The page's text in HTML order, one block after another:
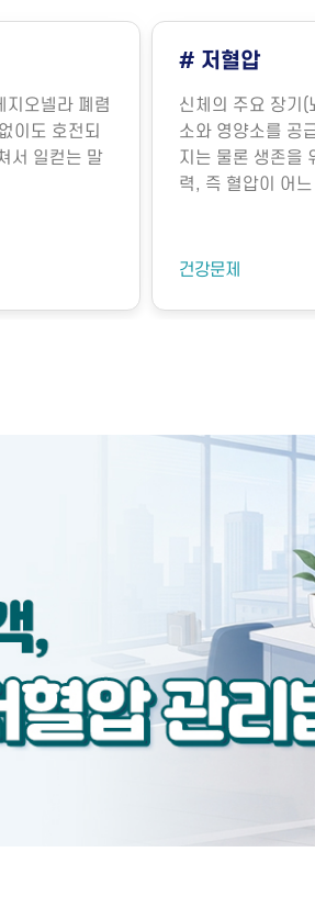
액을 통해 산
기의 기능 유
혈관내의 압
보존 및 생
같이 여러
키는 인자와
는 정도가 다
# 다중이용시
다중이용시설은
박물관, 전시관,
미세먼지와 같은
물성 오염물질에
냉방병도 나타날
위험요인